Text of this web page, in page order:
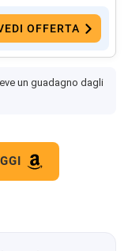
OFFERTA
un guadagno dagli